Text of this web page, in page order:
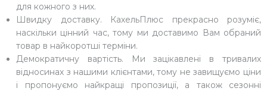
для кожного з них.
Швидку доставку. КахельПлюс прекрасно розуміє,
наскільки цінний час, тому ми доставимо Вам обраний
товар в найкоротші терміни.
Демократичну вартість. Ми зацікавлені в тривалих
відносинах з нашими клієнтами, тому не завищуємо ціни
і пропонуємо найкращі пропозиції, а також сезонні